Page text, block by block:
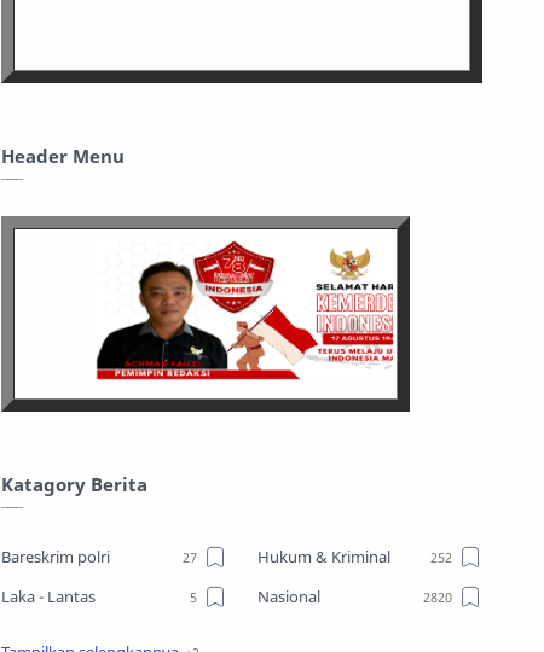
Header Menu
Katagory Berita
Bareskrim polri
Hukum & Kriminal
Laka - Lantas
Nasional